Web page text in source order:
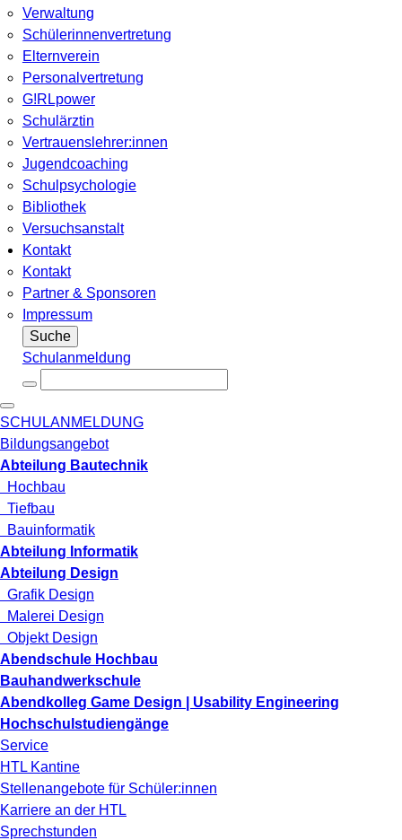
Verwaltung
Schülerinnenvertretung
Elternverein
Personalvertretung
G!RLpower
Schulärztin
Vertrauenslehrer:innen
Jugendcoaching
Schulpsychologie
Bibliothek
Versuchsanstalt
Kontakt
Kontakt
Partner & Sponsoren
Impressum
Suche
Schulanmeldung
SCHULANMELDUNG
Bildungsangebot
Abteilung Bautechnik
Hochbau
Tiefbau
Bauinformatik
Abteilung Informatik
Abteilung Design
Grafik Design
Malerei Design
Objekt Design
Abendschule Hochbau
Bauhandwerkschule
Abendkolleg Game Design | Usability Engineering
Hochschulstudiengänge
Service
HTL Kantine
Stellenangebote für Schüler:innen
Karriere an der HTL
Sprechstunden